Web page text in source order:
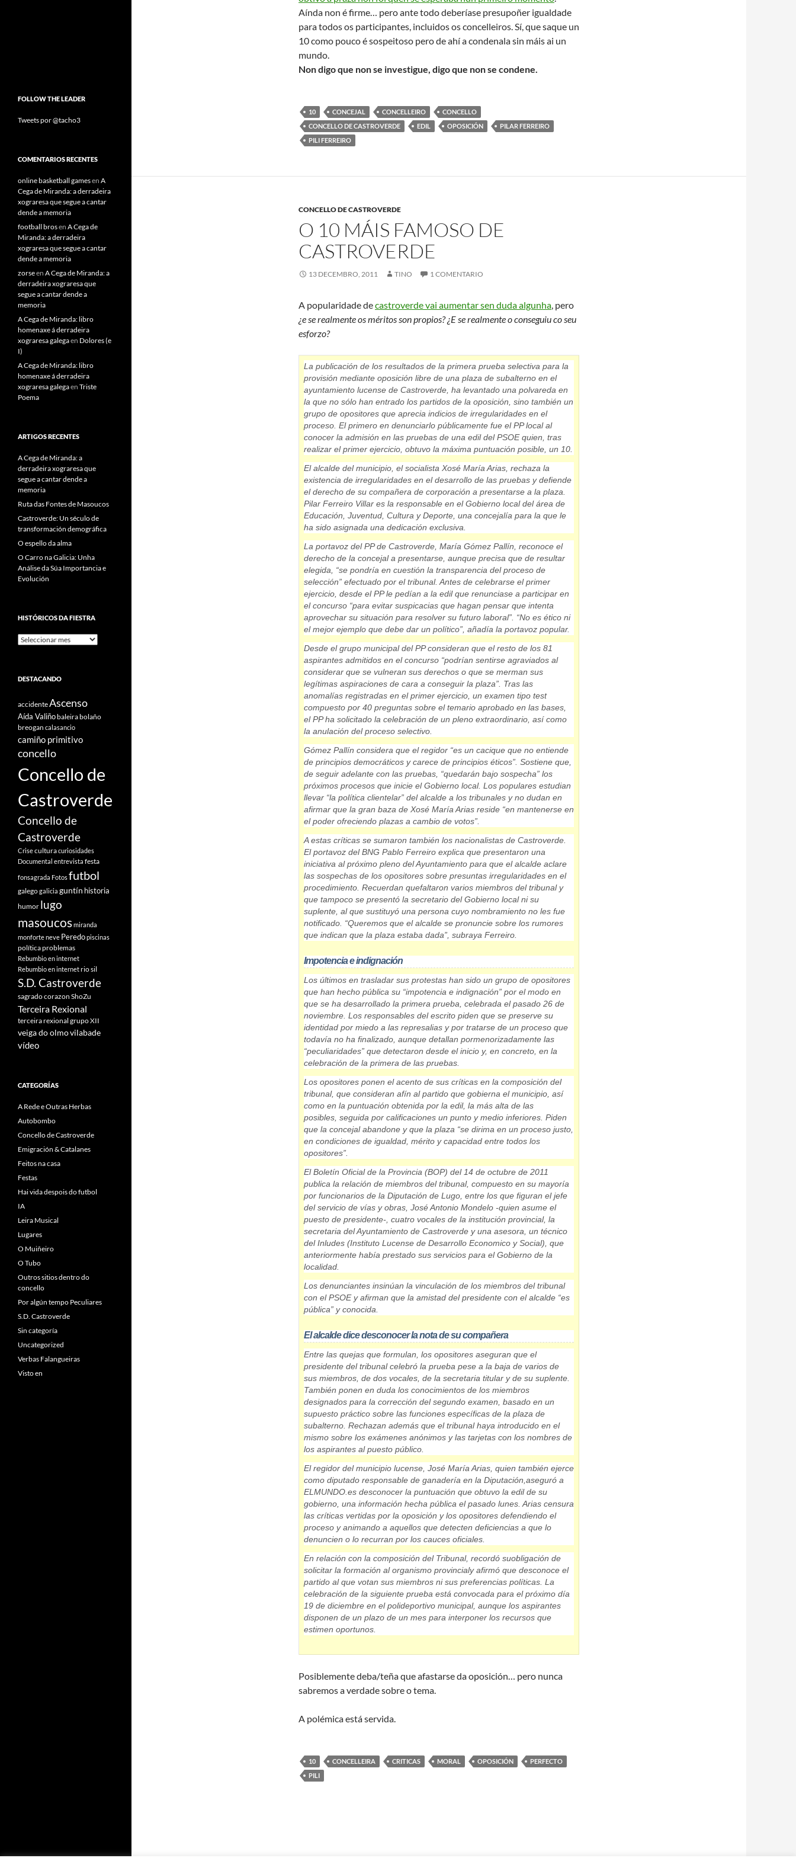
Aínda non é firme… pero ante todo deberíase presupoñer igualdade
para todos os participantes, incluidos os concelleiros. Sí, que saque un
10 como pouco é sospeitoso pero de ahí a condenala sin máis ai un
mundo.
Non digo que non se investigue, digo que non se condene.
10 CONCEJAL CONCELLEIRO
CONCELLO
CONCELLO DE CASTROVERDE
EDIL OPOSICIÓN
PILAR FERREIRO
PILI FERREIRO
CONCELLO DE CASTROVERDE
O 10 MÁIS FAMOSO DE
CASTROVERDE
13 DECEMBRO, 2011 TINO 1 COMENTARIO
A popularidade decastroverde vai aumentar sen duda algunha, pero
¿e se realmente os méritos son propios? ¿E se realmente o conseguiu co seu
esforzo?
La publicación de los resultados de la primera prueba selectiva para la
provisión mediante oposición libre de una plaza de subalterno en el
ayuntamiento lucense de Castroverde , ha levantado una polvareda en
la que no sólo han entrado los partidos de la oposición, sino también un
grupo de opositores que aprecia indicios de irregularidades en el
proceso. El primero en denunciarlo públicamente fue el PP local al
conocer la admisión en las pruebas de una edil del PSOEquien, tras
realizar el primer ejercicio, obtuvo la máxima puntuación posible, un 10
El alcalde del municipio, el socialista Xosé María Arias, rechaza la
existencia de irregularidades en el desarrollo de las pruebas y defiende
elderecho de su compañera de corporación a presentarse a la plaza
Pilar Ferreiro Villar es la responsable en el Gobierno local delárea de
Educación, Juventud, Cultura y Deporte , una concejalía para la que le
ha sido asignada una dedicación exclusiva.
La portavoz del PP de Castroverde, María Gómez Pallín, reconoce el
derecho de la concejal a presentarse, aunque precisa que de resultar
elegida, “se pondría en cuestión la transparencia del proceso de
selección” efectuado por el tribunal. Antes de celebrarse el primer
ejercicio, desde el PP le pedían a la edilque renunciase a participar en
el concurso “para evitar suspicacias que hagan pensar que intenta
aprovechar su situación para resolver su futuro laboral”. “No es ético ni
el mejor ejemplo que debe dar un político”, añadía la portavoz popular.
Desde el grupo municipal del PP consideran que el resto de los 81
aspirantes admitidos en el concurso “podrían sentirse agraviados al
considerar que se vulneran sus derechos o que se merman sus
legítimas aspiraciones de cara a conseguir la plaza”. Tras las
anomalías registradas en el primer ejercicio, un examen tipo test
compuesto por 40 preguntas sobre el temario aprobado en las bases,
el PP ha solicitado la celebración de un pleno extraordinario, así como
la anulación del proceso selectivo.
Gómez Pallín considera que el regidor “es un cacique que no entiende
de principios democráticos y carece de principios éticos”. Sostiene que,
de seguir adelante con las pruebas, “quedarán bajo sospecha” los
próximos procesos que inicie el Gobierno local. Los populares estudian
llevar “la política clientelar” del alcalde a los tribunales y no dudan en
afirmar que la gran baza de Xosé María Arias reside “en mantenerse en
el poder ofreciendo plazas a cambio de votos”.
A estas críticas se sumaron también los nacionalistas de Castroverde.
El portavoz del BNG Pablo Ferreiro explica que presentaron una
iniciativa al próximo pleno del Ayuntamiento para que el alcalde aclare
las sospechas de los opositores sobre presuntas irregularidades en el
procedimiento. Recuerdan quefaltaron varios miembros del tribunaly
que tampoco se presentó la secretario del Gobierno local ni su
suplente, al que sustituyó una persona cuyo nombramiento no les fue
notificado. “Queremos que el alcalde se pronuncie sobre los rumores
que indican que la plaza estaba dada”, subraya Ferreiro.
Impotencia e indignación
Los últimos en trasladar sus protestas han sido un grupo de opositores
que han hecho pública su “impotencia e indignación” por el modo en
que se ha desarrollado la primera prueba, celebrada el pasado 26 de
noviembre. Los responsables del escrito piden que se preserve su
identidad por miedo a las represalias y por tratarse de un proceso que
todavía no ha finalizado, aunque detallan pormenorizadamente las
“peculiaridades” que detectaron desde el inicio y, en concreto, en la
celebración de la primera de las pruebas.
Los opositores ponen el acento de sus críticas en la composición del
tribunal, que consideran afín al partido que gobierna el municipio , así
como en la puntuación obtenida por la edil, la más alta de las
posibles, seguida por calificaciones un punto y medio inferiores . Piden
que la concejal abandone y que la plaza “se dirima en un proceso justo,
en condiciones de igualdad, mérito y capacidad entre todos los
opositores”.
El Boletín Oficial de la Provincia (BOP) del 14 de octubre de 2011
publica la relación de miembros del tribunal, compuesto en su mayoría
por funcionarios de la Diputación de Lugo , entre los que figuran el jefe
del servicio de vías y obras, José Antonio Mondelo -quien asume el
puesto de presidente-, cuatro vocales de la institución provincial, la
secretaria del Ayuntamiento de Castroverde y una asesora, un técnico
del Inludes (Instituto Lucense de Desarrollo Economico y Social), que
anteriormente había prestado sus servicios para el Gobierno de la
localidad.
Los denunciantes insinúan la vinculación de los miembros del tribunal
con el PSOE y afirman que la amistad del presidente con el alcalde “es
pública” y conocida.
El alcalde dice desconocer la nota de su compañera
Entre las quejas que formulan, los opositores aseguran que el
presidente del tribunal celebró la prueba pese a la baja de varios de
sus miembros, de dos vocales, de la secretaria titular y de su suplente.
También ponen en duda los conocimientos de los miembros
designados para la corrección del segundo examen, basado en un
supuesto práctico sobre las funciones específicas de la plaza de
subalterno. Rechazan además que el tribunal haya introducido en el
mismo sobre los exámenes anónimos y las tarjetas con los nombres de
los aspirantes al puesto público.
El regidor del municipio lucense, José María Arias, quien también ejerce
como diputado responsable de ganadería en la Diputación, aseguró a
ELMUNDO.es desconocer la puntuación que obtuvo la edil de su
gobierno , una información hecha pública el pasado lunes. Arias censura
las críticas vertidas por la oposición y los opositores defendiendo el
proceso y animando a aquellos que detecten deficiencias a que lo
denuncien o lo recurran por los cauces oficiales.
En relación con la composición del Tribunal, recordó suobligación de
solicitar la formación al organismo provincialy afirmó que desconoce el
partido al que votan sus miembros ni sus preferencias políticas. La
celebración de la siguiente prueba está convocada para el próximo día
19 de diciembre en el polideportivo municipal, aunque los aspirantes
disponen de un plazo de un mes para interponer los recursos que
estimen oportunos.
Posiblemente deba/teña que afastarse da oposición… pero nunca
sabremos a verdade sobre o tema.
A polémica está servida.
10 CONCELLEIRA CRITICAS MORAL OPOSICIÓN
PERFECTO
PILI
FOLLOW THE LEADER
Tweets por @tacho3
COMENTARIOS RECENTES
online basketball gamesen A
Cega de Miranda: a derradeira
xograresa que segue a cantar
dende a memoria
football brosen A Cega de
Miranda: a derradeira
xograresa que segue a cantar
dende a memoria
zorseen A Cega de Miranda: a
derradeira xograresa que
segue a cantar dende a
memoria
A Cega de Miranda: libro
homenaxe á derradeira
xograresa galegaen Dolores (e
I)
A Cega de Miranda: libro
homenaxe á derradeira
xograresa galegaen Triste
Poema
ARTIGOS RECENTES
A Cega de Miranda: a
derradeira xograresa que
segue a cantar dende a
memoria
Ruta das Fontes de Masoucos
Castroverde: Un século de
transformación demográfica
O espello da alma
O Carro na Galicia: Unha
Análise da Súa Importancia e
Evolución
HISTÓRICOS DA FIESTRA
Históricos
DESTACANDO
accidenteAscenso
Aída Valiñobaleirabolaño
breogan calasancio
camiño primitivo
concello
Concello de
Castroverde
Concello de
Castroverde
Criseculturacuriosidades
Documental entrevista festa
fonsagrada Fotosfutbol
galegogalicia guntín historia
humor lugo
masoucosmiranda
monforteneve Peredopiscinas
políticaproblemas
Rebumbio en internet
Rebumbio en internetrio sil
S.D. Castroverde
sagrado corazon ShoZu
Terceira Rexional
terceira rexional grupo XII
veiga do olmovilabade
vídeo
CATEGORÍAS
A Rede e Outras Herbas
Autobombo
Concello de Castroverde
Emigración & Catalanes
Feitos na casa
Festas
Hai vida despois do futbol
IA
Leira Musical
Lugares
O Muiñeiro
O Tubo
Outros sitios dentro do
concello
Por algún tempo Peculiares
S.D. Castroverde
Sin categoría
Uncategorized
Verbas Falangueiras
Visto en